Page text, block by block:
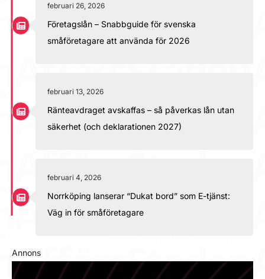
februari 26, 2026
Företagslån – Snabbguide för svenska
småföretagare att använda för 2026
februari 13, 2026
Ränteavdraget avskaffas – så påverkas lån utan
säkerhet (och deklarationen 2027)
februari 4, 2026
Norrköping lanserar “Dukat bord” som E-tjänst:
Väg in för småföretagare
Annons